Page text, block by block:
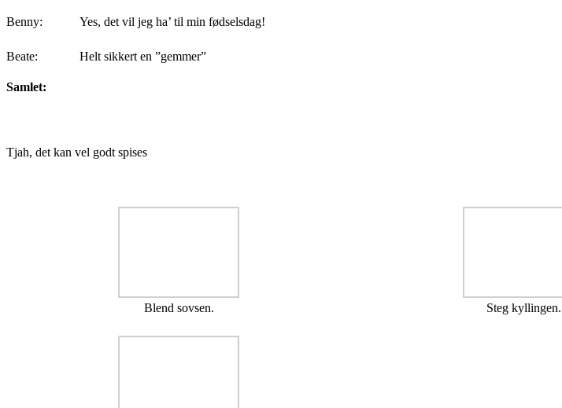
Benny: Yes, det vil jeg ha’ til min fødselsdag!
Beate: Helt sikkert en ”gemmer”
Samlet:
Tjah, det kan vel godt spises
Blend sovsen. Steg kyllingen.